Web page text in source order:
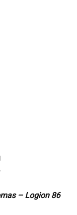
– Logion 86